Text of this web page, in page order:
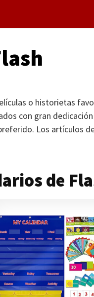
o historietas
con gran
Los artículos
de